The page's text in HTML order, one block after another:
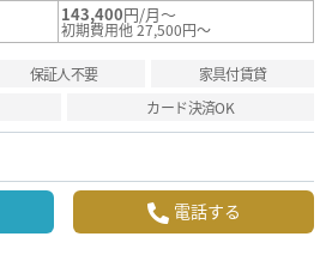
143,400円/月～
初期費用他 27,500円～
保証人不要
家具付賃貸
カード決済OK
電話する